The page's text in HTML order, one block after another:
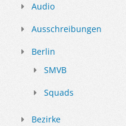
Audio
Ausschreibungen
Berlin
SMVB
Squads
Bezirke